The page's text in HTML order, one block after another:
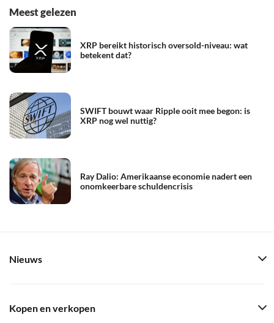
Meest gelezen
XRP bereikt historisch oversold-niveau: wat
betekent dat?
SWIFT bouwt waar Ripple ooit mee begon: is
XRP nog wel nuttig?
Ray Dalio: Amerikaanse economie nadert een
onomkeerbare schuldencrisis
Nieuws
Kopen en verkopen